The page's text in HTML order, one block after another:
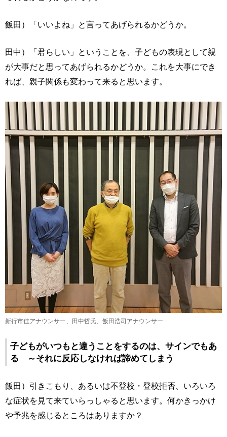
飯田）「いいよね」と言ってあげられるかどうか。
田中）「君らしい」ということを、子どもの表現として親
が大事だと思ってあげられるかどうか。これを大事にでき
れば、親子関係も変わって来ると思います。
新行市佳アナウンサー、田中哲氏、飯田浩司アナウンサー
子どもがいつもと違うことをするのは、サインでもあ
る ～それに反応しなければ諦めてしまう
飯田）引きこもり、あるいは不登校・登校拒否、いろいろ
な症状を見て来ていらっしゃると思います。何かきっかけ
や予兆を感じるところはありますか？